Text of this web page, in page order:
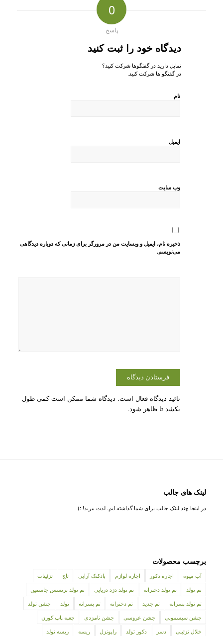
0
پاسخ
دیدگاه خود را ثبت کنید
تمایل دارید در گفتگوها شرکت کنید؟
در گفتگو ها شرکت کنید.
نام
ایمیل
وب‌ سایت
ذخیره نام، ایمیل و وبسایت من در مرورگر برای زمانی که دوباره دیدگاهی
می‌نویسم.
تائید دیدگاه فعال است. دیدگاه شما ممکن است کمی طول
بکشد تا ظاهر شود.
لینک های جالب
در اینجا چند لینک جالب برای شما گذاشته ایم. لذت ببرید! :)
برچسب محصولات
آب میوه اجاره دکور اجاره لوازم بادکنک آرایی تاج
تزئینات
تم تولد
تم تولد دخترانه تم تولد دزد دریایی
تم تولد پرنسس جاسمین
تم تولد پسرانه
تم جدید تم دخترانه تم پسرانه تولد
جشن تولد
جشن سیسمونی
جشن عروسی جشن نامزدی
جعبه پاپ کورن
خلال تزئینی
دسر دکور تولد راپونزل ریسه
ریسه تولد